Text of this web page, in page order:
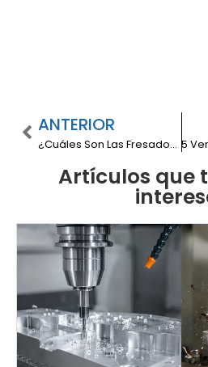
ANTERIOR
¿Cuáles Son Las Fresadora de Banco para Metal?
Artículos que